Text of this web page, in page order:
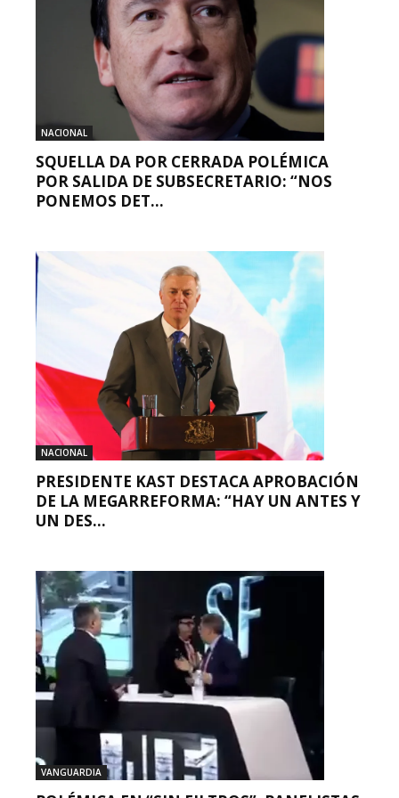
NACIONAL
SQUELLA DA POR CERRADA POLÉMICA
POR SALIDA DE SUBSECRETARIO: “NOS
PONEMOS DET...
NACIONAL
PRESIDENTE KAST DESTACA APROBACIÓN
DE LA MEGARREFORMA: “HAY UN ANTES Y
UN DES...
VANGUARDIA